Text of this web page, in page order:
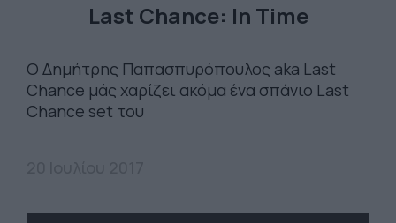
Last Chance: In Time
O Δημήτρης Παπασπυρόπουλος aka Last
Chance μάς χαρίζει ακόμα ένα σπάνιο Last
Chance set του